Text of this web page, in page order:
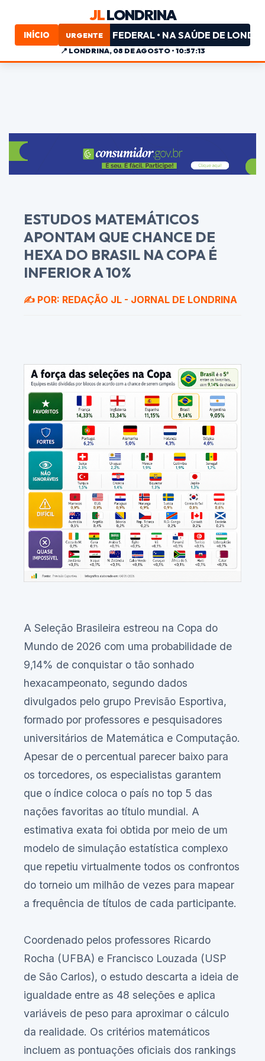
JLLONDRINA
INÍCIO URGENTE
DEPUTADO FEDERAL • NA SAÚDE DE
📍 LONDRINA, 08 DE AGOSTO • 10:57:13
ESTUDOS MATEMÁTICOS
APONTAM QUE CHANCE DE
HEXA DO BRASIL NA COPA É
INFERIOR A 10%
✍️ POR: REDAÇÃO JL - JORNAL DE LONDRINA
A Seleção Brasileira estreou na Copa do
Mundo de 2026 com uma probabilidade de
9,14% de conquistar o tão sonhado
hexacampeonato, segundo dados
divulgados pelo grupo Previsão Esportiva,
formado por professores e pesquisadores
universitários de Matemática e Computação.
Apesar de o percentual parecer baixo para
os torcedores, os especialistas garantem
que o índice coloca o país no top 5 das
nações favoritas ao título mundial. A
estimativa exata foi obtida por meio de um
modelo de simulação estatística complexo
que repetiu virtualmente todos os confrontos
do torneio um milhão de vezes para mapear
a frequência de títulos de cada participante.
Coordenado pelos professores Ricardo
Rocha (UFBA) e Francisco Louzada (USP
de São Carlos), o estudo descarta a ideia de
igualdade entre as 48 seleções e aplica
variáveis de peso para aproximar o cálculo
da realidade. Os critérios matemáticos
incluem as pontuações oficiais dos rankings